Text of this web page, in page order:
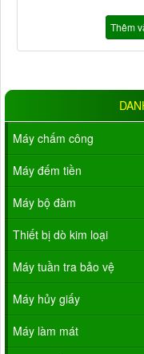
Thêm
Máy chấm công
Máy đếm tiền
Máy bộ đàm
Thiết bị dò kim loại
Máy tuần tra bảo vệ
Máy hủy giấy
Máy làm mát